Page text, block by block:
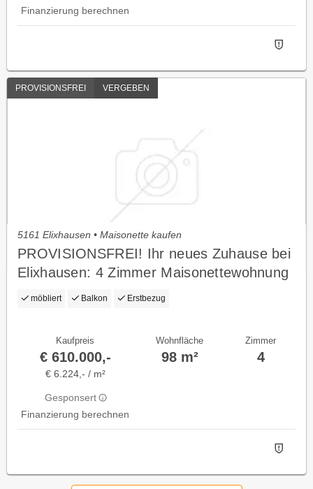
Finanzierung berechnen
PROVISIONSFREI VERGEBEN
5161 Elixhausen • Maisonette kaufen
PROVISIONSFREI! Ihr neues Zuhause bei
Elixhausen: 4 Zimmer Maisonettewohnung
- 2 Balkone - Erstbezug
möbliert Balkon Erstbezug
Kaufpreis
€ 610.000,-
€ 6.224,- / m²
Gesponsert
Finanzierung berechnen
Wohnfläche
98 m²
Zimmer
4